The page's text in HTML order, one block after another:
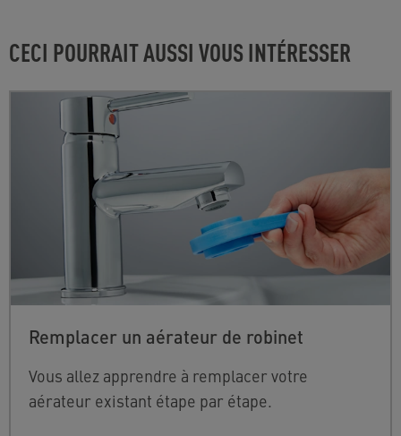
CECI POURRAIT AUSSI VOUS INTÉRESSER
Remplacer un aérateur de robinet
Vous allez apprendre à remplacer votre
aérateur existant étape par étape.